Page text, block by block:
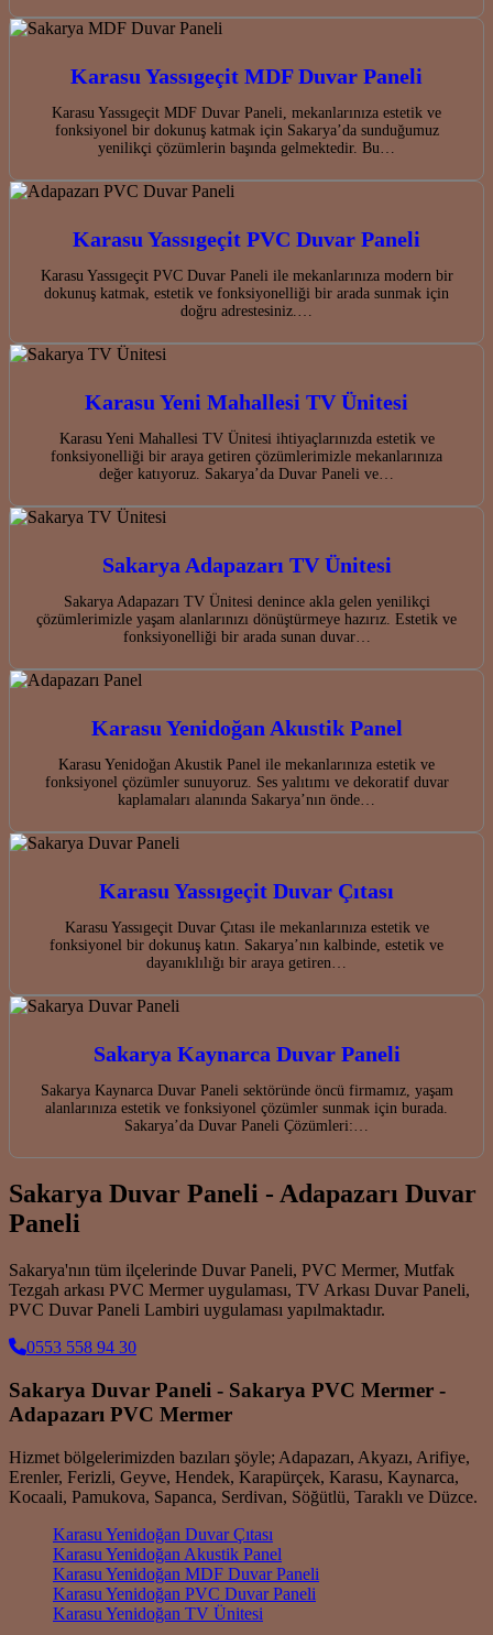
Karasu Yassıgeçit MDF Duvar Paneli
Karasu Yassıgeçit MDF Duvar Paneli, mekanlarınıza estetik ve
fonksiyonel bir dokunuş katmak için Sakarya’da sunduğumuz
yenilikçi çözümlerin başında gelmektedir. Bu…
Karasu Yassıgeçit PVC Duvar Paneli
Karasu Yassıgeçit PVC Duvar Paneli ile mekanlarınıza modern bir
dokunuş katmak, estetik ve fonksiyonelliği bir arada sunmak için
doğru adrestesiniz.…
Karasu Yeni Mahallesi TV Ünitesi
Karasu Yeni Mahallesi TV Ünitesi ihtiyaçlarınızda estetik ve
fonksiyonelliği bir araya getiren çözümlerimizle mekanlarınıza
değer katıyoruz. Sakarya’da Duvar Paneli ve…
Sakarya Adapazarı TV Ünitesi
Sakarya Adapazarı TV Ünitesi denince akla gelen yenilikçi
çözümlerimizle yaşam alanlarınızı dönüştürmeye hazırız. Estetik ve
fonksiyonelliği bir arada sunan duvar…
Karasu Yenidoğan Akustik Panel
Karasu Yenidoğan Akustik Panel ile mekanlarınıza estetik ve
fonksiyonel çözümler sunuyoruz. Ses yalıtımı ve dekoratif duvar
kaplamaları alanında Sakarya’nın önde…
Karasu Yassıgeçit Duvar Çıtası
Karasu Yassıgeçit Duvar Çıtası ile mekanlarınıza estetik ve
fonksiyonel bir dokunuş katın. Sakarya’nın kalbinde, estetik ve
dayanıklılığı bir araya getiren…
Sakarya Kaynarca Duvar Paneli
Sakarya Kaynarca Duvar Paneli sektöründe öncü firmamız, yaşam
alanlarınıza estetik ve fonksiyonel çözümler sunmak için burada.
Sakarya’da Duvar Paneli Çözümleri:…
Sakarya Duvar Paneli - Adapazarı Duvar
Paneli
Sakarya'nın tüm ilçelerinde Duvar Paneli, PVC Mermer, Mutfak
Tezgah arkası PVC Mermer uygulaması, TV Arkası Duvar Paneli,
PVC Duvar Paneli Lambiri uygulaması yapılmaktadır.
0553 558 94 30
Sakarya Duvar Paneli - Sakarya PVC Mermer -
Adapazarı PVC Mermer
Hizmet bölgelerimizden bazıları şöyle; Adapazarı, Akyazı, Arifiye,
Erenler, Ferizli, Geyve, Hendek, Karapürçek, Karasu, Kaynarca,
Kocaali, Pamukova, Sapanca, Serdivan, Söğütlü, Taraklı ve Düzce.
Karasu Yenidoğan Duvar Çıtası
Karasu Yenidoğan Akustik Panel
Karasu Yenidoğan MDF Duvar Paneli
Karasu Yenidoğan PVC Duvar Paneli
Karasu Yenidoğan TV Ünitesi